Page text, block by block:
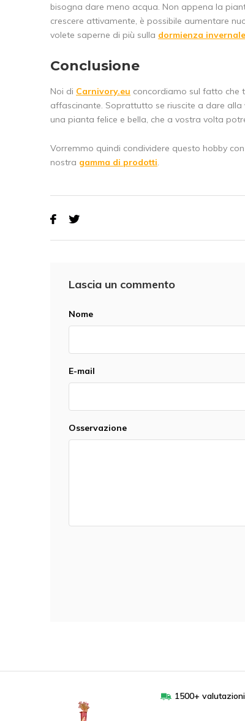
bisogna dare meno acqua. Non appena la
crescere attivamente, è possibile aumentare
volete saperne di più sulla dormienza
Conclusione
Noi di Carnivory.eu concordiamo sul fatto che
affascinante. Soprattutto se riuscite a dare
una pianta felice e bella, che a vostra volta
Vorremmo quindi condividere questo hobby
nostra gamma di prodotti.
Lascia un commento
Nome
E-mail
Osservazione
1500+ valutazioni